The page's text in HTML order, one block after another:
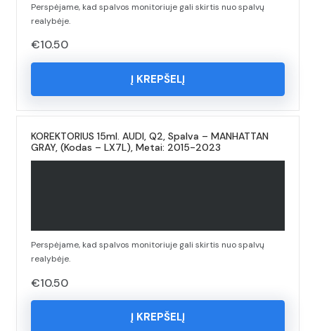
Perspėjame, kad spalvos monitoriuje gali skirtis nuo spalvų
realybėje.
€10.50
Į KREPŠELĮ
KOREKTORIUS 15ml. AUDI, Q2, Spalva – MANHATTAN
GRAY, (Kodas – LX7L), Metai: 2015-2023
Perspėjame, kad spalvos monitoriuje gali skirtis nuo spalvų
realybėje.
€10.50
Į KREPŠELĮ